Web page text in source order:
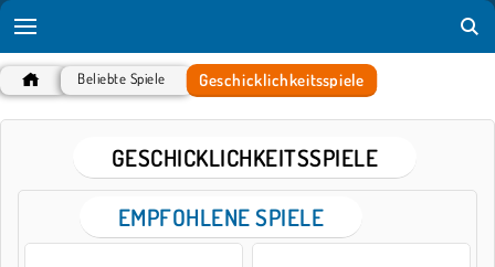
Beliebte Spiele Geschicklichkeitsspiele
GESCHICKLICHKEITSSPIELE
EMPFOHLENE SPIELE